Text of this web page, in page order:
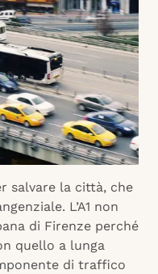
salvare la città, che
L’A1 non
di Firenze perché
quello a lunga
di traffico